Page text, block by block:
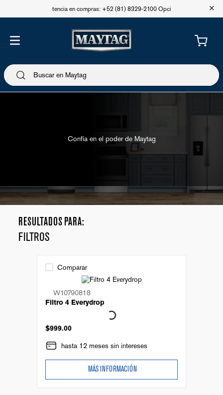
Asistencia en compras: +52 (81) 8329-2100 Opción 1 +
Confía en el poder de Maytag
Accesorios y Consumibles filtros
RESULTADOS PARA:
FILTROS
Comparar
W10790818
Filtro 4 Everydrop
$999.00
hasta 12 meses sin intereses
MÁS INFORMACIÓN